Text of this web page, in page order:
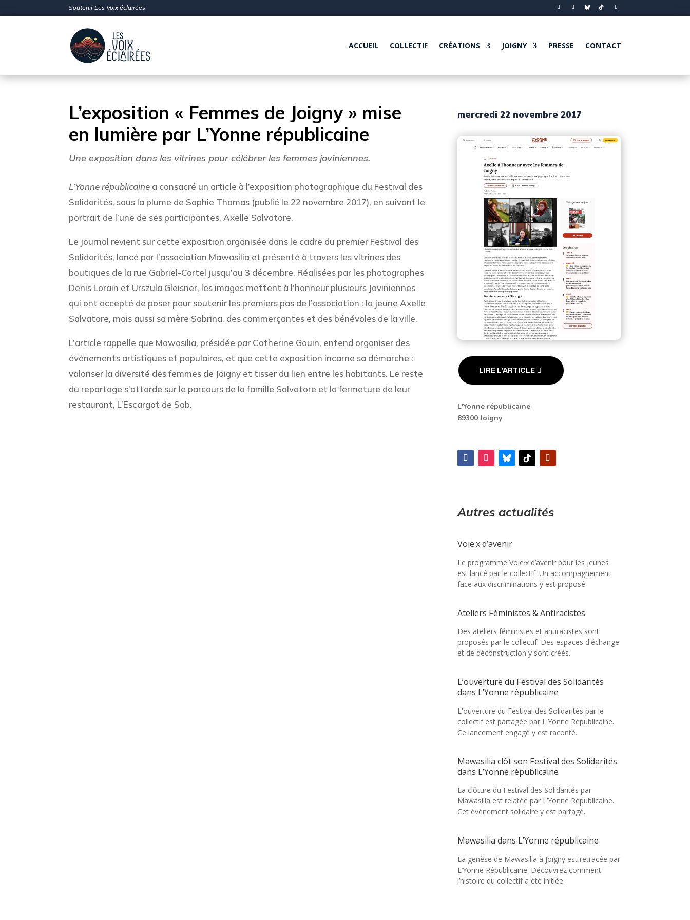
Soutenir Les Voix éclairées
ACCUEIL COLLECTIF CRÉATIONS JOIGNY PRESSE CONTACT
L’exposition « Femmes de Joigny » mise
en lumière par L’Yonne républicaine
Une exposition dans les vitrines pour célébrer les femmes joviniennes.
L’Yonne républicaine a consacré un article à l’exposition photographique du Festival des
Solidarités, sous la plume de Sophie Thomas (publié le 22 novembre 2017), en suivant le
portrait de l’une de ses participantes, Axelle Salvatore.
Le journal revient sur cette exposition organisée dans le cadre du premier Festival des
Solidarités, lancé par l’association Mawasilia et présenté à travers les vitrines des
boutiques de la rue Gabriel-Cortel jusqu’au 3 décembre. Réalisées par les photographes
Denis Lorain et Urszula Gleisner, les images mettent à l’honneur plusieurs Joviniennes
qui ont accepté de poser pour soutenir les premiers pas de l’association : la jeune Axelle
Salvatore, mais aussi sa mère Sabrina, des commerçantes et des bénévoles de la ville.
L’article rappelle que Mawasilia, présidée par Catherine Gouin, entend organiser des
événements artistiques et populaires, et que cette exposition incarne sa démarche :
valoriser la diversité des femmes de Joigny et tisser du lien entre les habitants. Le reste
du reportage s’attarde sur le parcours de la famille Salvatore et la fermeture de leur
restaurant, L’Escargot de Sab.
mercredi 22 novembre 2017
LIRE L'ARTICLE
L'Yonne républicaine
89300 Joigny
Autres actualités
Voie.x d’avenir
Le programme Voie·x d’avenir pour les jeunes
est lancé par le collectif. Un accompagnement
face aux discriminations y est proposé.
Ateliers Féministes & Antiracistes
Des ateliers féministes et antiracistes sont
proposés par le collectif. Des espaces d'échange
et de déconstruction y sont créés.
L’ouverture du Festival des Solidarités
dans L’Yonne républicaine
L'ouverture du Festival des Solidarités par le
collectif est partagée par L'Yonne Républicaine.
Ce lancement engagé y est raconté.
Mawasilia clôt son Festival des Solidarités
dans L’Yonne républicaine
La clôture du Festival des Solidarités par
Mawasilia est relatée par L’Yonne Républicaine.
Cet événement solidaire y est partagé.
Mawasilia dans L’Yonne républicaine
La genèse de Mawasilia à Joigny est retracée par
L’Yonne Républicaine. Découvrez comment
l’histoire du collectif a été initiée.